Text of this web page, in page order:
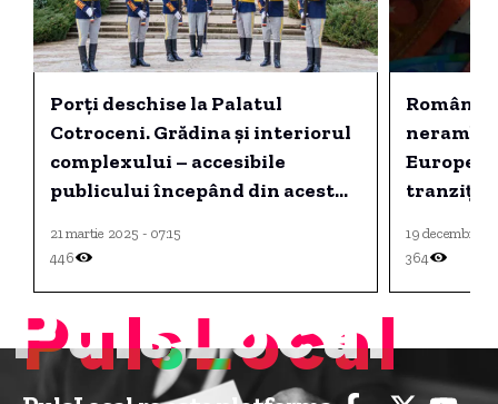
Porți deschise la Palatul
Cotroceni. Grădina și interiorul
complexului – accesibile
publicului începând din acest
21 martie 2025 - 07:15
446
tranziție
19 decembrie
364
PulsLocal